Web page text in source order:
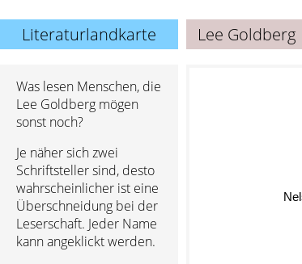
Literaturlandkarte Lee Goldberg
Was lesen Menschen, die
Lee Goldberg mögen
sonst noch?
Je näher sich zwei
Schriftsteller sind, desto
wahrscheinlicher ist eine
Überschneidung bei der
Leserschaft. Jeder Name
kann angeklickt werden.